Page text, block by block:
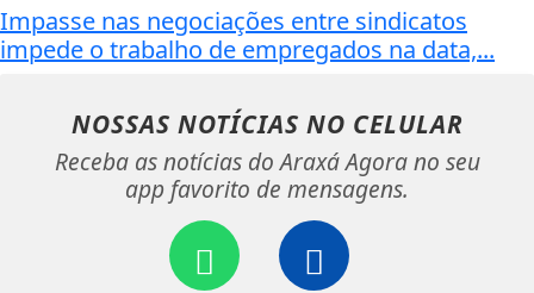
Impasse nas negociações entre sindicatos
impede o trabalho de empregados na data,...
NOSSAS NOTÍCIAS NO CELULAR
Receba as notícias do Araxá Agora no seu
app favorito de mensagens.